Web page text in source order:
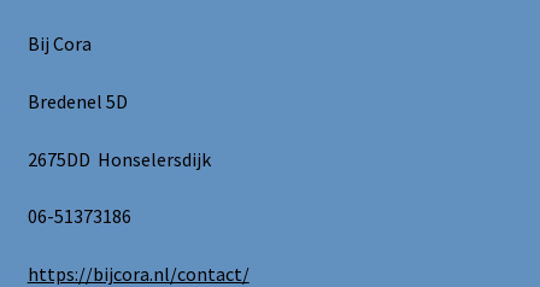
Bij Cora
Bredenel 5D
2675DD Honselersdijk
06-51373186
https://bijcora.nl/contact/